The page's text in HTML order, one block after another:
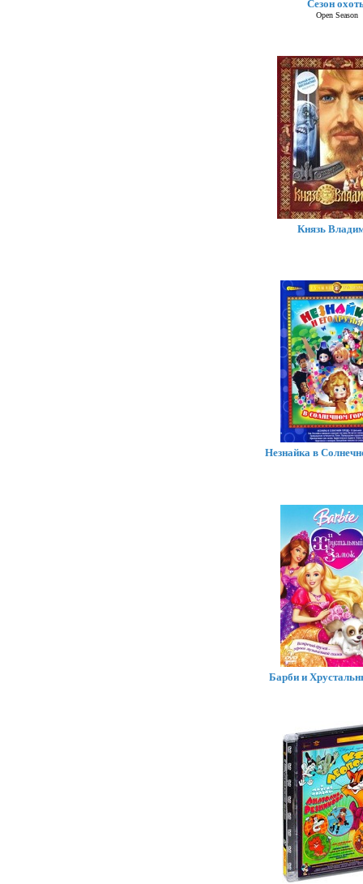
Сезон
Open Season
Князь
Незнайка в
Барби и